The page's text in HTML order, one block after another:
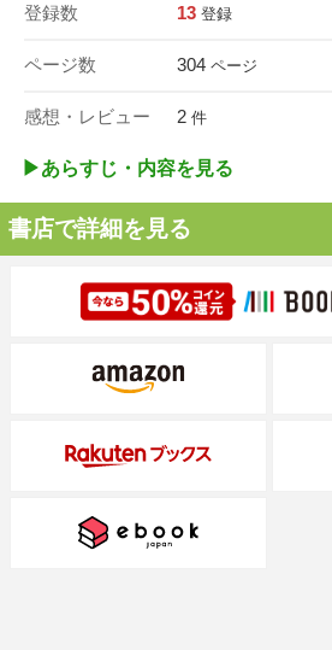
登録数 13 登録
ページ数 304 ページ
感想・レビュー 2 件
▶︎あらすじ・内容を見る
書店で詳細を見る